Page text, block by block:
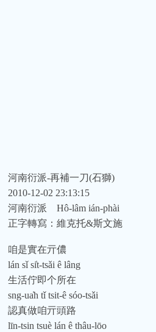
河南衍派-再補一刀(石獅)
2010-12-02 23:13:15
河南衍派 Hô-lâm ián-phài
正字轉寫：維克托&斯文施
咱是實在亓儂
lán sǐ si̍t-tsǎi ê lâng
生活佇即个所在
sng-ua̍h tǐ tsit-ê sóo-tsǎi
認真做咱亓頭路
līn-tsin tsuè lán ê thâu-lōo